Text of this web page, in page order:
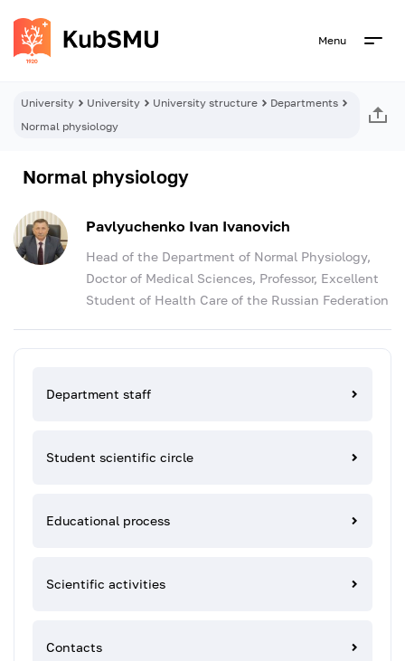
Menu
University University University structure
Departments
Normal physiology
Normal physiology
Pavlyuchenko Ivan Ivanovich
Head of the Department of Normal Physiology,
Doctor of Medical Sciences, Professor, Excellent
Student of Health Care of the Russian Federation
Department staff
Student scientific circle
Educational process
Scientific activities
Contacts